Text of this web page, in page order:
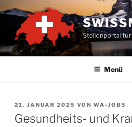
Inhalt
springen
Stellenportal
Menü
VERÖFFENTLICHT
AM
21. JANUAR 2025 VON WA-JOBS
Gesundheits- und